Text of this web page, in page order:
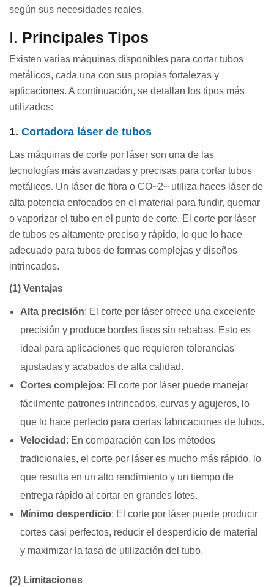
según sus necesidades reales.
I. Principales Tipos
Existen varias máquinas disponibles para cortar tubos
metálicos, cada una con sus propias fortalezas y
aplicaciones. A continuación, se detallan los tipos más
utilizados:
1. Cortadora láser de tubos
Las máquinas de corte por láser son una de las
tecnologías más avanzadas y precisas para cortar tubos
metálicos. Un láser de fibra o CO~2~ utiliza haces láser de
alta potencia enfocados en el material para fundir, quemar
o vaporizar el tubo en el punto de corte. El corte por láser
de tubos es altamente preciso y rápido, lo que lo hace
adecuado para tubos de formas complejas y diseños
intrincados.
(1) Ventajas
Alta precisión: El corte por láser ofrece una excelente
precisión y produce bordes lisos sin rebabas. Esto es
ideal para aplicaciones que requieren tolerancias
ajustadas y acabados de alta calidad.
Cortes complejos: El corte por láser puede manejar
fácilmente patrones intrincados, curvas y agujeros, lo
que lo hace perfecto para ciertas fabricaciones de tubos.
Velocidad : En comparación con los métodos
tradicionales, el corte por láser es mucho más rápido, lo
que resulta en un alto rendimiento y un tiempo de
entrega rápido al cortar en grandes lotes.
Mínimo desperdicio: El corte por láser puede producir
cortes casi perfectos, reducir el desperdicio de material
y maximizar la tasa de utilización del tubo.
(2) Limitaciones